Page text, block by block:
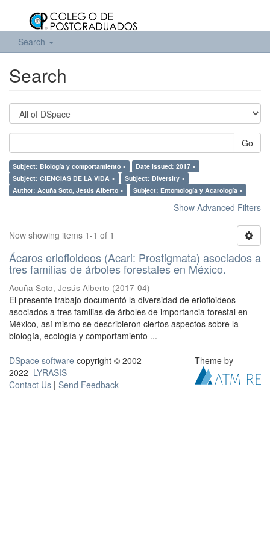
Search
Search
Go
Subject: Biología y comportamiento ×
Date issued: 2017 ×
Subject: CIENCIAS DE LA VIDA ×
Subject: Diversity ×
Author: Acuña Soto, Jesús Alberto ×
Subject: Entomología y Acarología ×
Show Advanced Filters
Now showing items 1-1 of 1
Ácaros eriofioideos (Acari: Prostigmata) asociados a
tres familias de árboles forestales en México.
Acuña Soto, Jesús Alberto (2017-04)
El presente trabajo documentó la diversidad de eriofioideos
asociados a tres familias de árboles de importancia forestal en
México, así mismo se describieron ciertos aspectos sobre la
biología, ecología y comportamiento ...
DSpace software copyright © 2002-
2022 LYRASIS
Contact Us | Send Feedback
Theme by